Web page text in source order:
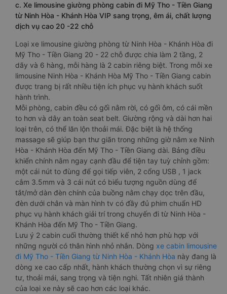
c. Xe limousine giường phòng cabin đi Mỹ Tho - Tiền Giang
từ Ninh Hòa - Khánh Hòa VIP sang trọng, êm ái, chất lượng
dịch vụ cao 20 -22 chỗ
Loại xe limousine giường phòng từ Ninh Hòa - Khánh Hòa đi
Mỹ Tho - Tiền Giang 20 - 22 chỗ được chia làm 2 tầng, 2
dãy và 6 hàng, mỗi hàng là 2 cabin riêng biệt. Trong mỗi xe
limousine Ninh Hòa - Khánh Hòa Mỹ Tho - Tiền Giang cabin
được trang bị rất nhiều tiện ích phục vụ hành khách suốt
hành trình.
Mỗi phòng, cabin đều có gối nằm rời, có gối ôm, có cái mền
to hơn và dây an toàn seat belt. Giường rộng và dài hơn hai
loại trên, có thể lăn lộn thoải mái. Đặc biệt là hệ thống
massage sẽ giúp bạn thư giãn trong những giờ nằm xe Ninh
Hòa - Khánh Hòa đến Mỹ Tho - Tiền Giang dài. Bảng điều
khiển chính nằm ngay cạnh đầu để tiện tay tuỳ chỉnh gồm:
một cái nút to đùng để gọi tiếp viên, 2 cổng USB , 1 jack
cắm 3.5mm và 3 cái nút có biểu tượng nguồn dùng để
tắt/mở dàn đèn chính của buồng nằm chạy dọc trên đầu,
đèn dưới chân và màn hình tv có đầy đủ phim chuẩn HD
phục vụ hành khách giải trí trong chuyến đi từ Ninh Hòa -
Khánh Hòa đến Mỹ Tho - Tiền Giang.
Lưu ý 2 cabin cuối thường thiết kế nhỏ hơn phù hợp với
những người có thân hình nhỏ nhắn. Dòng xe cabin limousine
đi Mỹ Tho - Tiền Giang từ Ninh Hòa - Khánh Hòa này đang là
dòng xe cao cấp nhất, hành khách thường chọn vì sự riêng
tư, thoải mái, sang trọng và tiện nghi. Tất nhiên giá thành
của loại xe này sẽ cao hơn các loại khác.